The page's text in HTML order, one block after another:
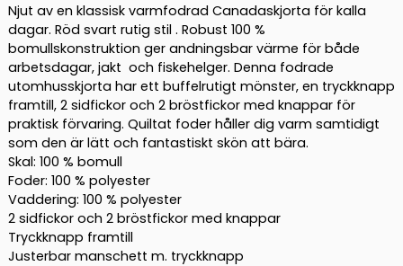
Njut av en klassisk varmfodrad Canadaskjorta för kalla
dagar. Röd svart rutig stil . Robust 100 %
bomullskonstruktion ger andningsbar värme för både
arbetsdagar, jakt och fiskehelger. Denna fodrade
utomhusskjorta har ett buffelrutigt mönster, en tryckknapp
framtill, 2 sidfickor och 2 bröstfickor med knappar för
praktisk förvaring. Quiltat foder håller dig varm samtidigt
som den är lätt och fantastiskt skön att bära.
Skal: 100 % bomull
Foder: 100 % polyester
Vaddering: 100 % polyester
2 sidfickor och 2 bröstfickor med knappar
Tryckknapp framtill
Justerbar manschett m. tryckknapp